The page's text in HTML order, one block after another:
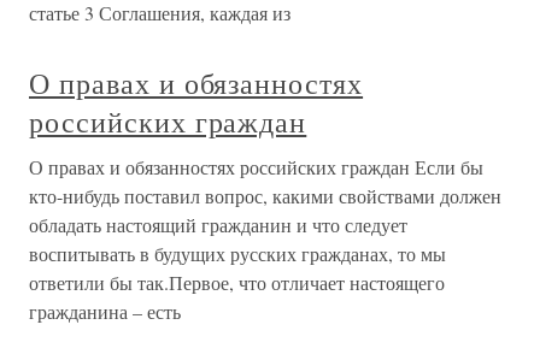
статье 3 Соглашения, каждая из
О правах и обязанностях
российских граждан
О правах и обязанностях российских граждан Если бы
кто-нибудь поставил вопрос, какими свойствами должен
обладать настоящий гражданин и что следует
воспитывать в будущих русских гражданах, то мы
ответили бы так.Первое, что отличает настоящего
гражданина – есть